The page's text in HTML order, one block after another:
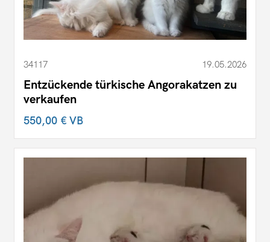
34117 19.05.2026
Entzückende türkische Angorakatzen zu
verkaufen
550,00 €VB